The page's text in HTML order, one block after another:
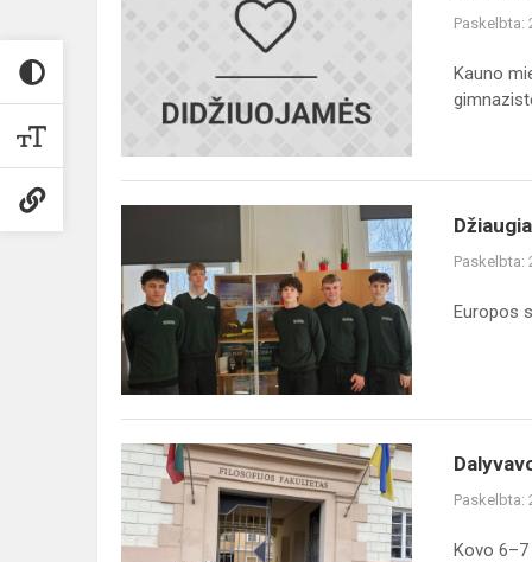
olimpiados...
Paskelbta:
Kauno
komandų
sėkme
Europos
statistikos
konkur...
Paskelbta:
Europos
Dalyvavome
filosofijos
olimpiados
respublikiniame
Paskelbta:
Kovo